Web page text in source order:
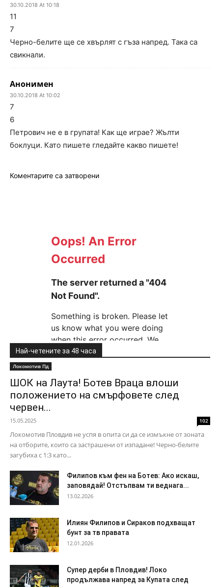
30.10.2018 At 10:18
11
7
Черно-белите ще се хвърлят с гъза напред. Така са
свикнали.
Анонимен
30.10.2018 At 10:02
7
6
Петрович не е в групата! Как ще играе? Жълти
боклуци. Като пишете гледайте какво пишете!
Коментарите са затворени
Най-четените за 48 часа
Локомотив Пд
ШОК на Лаута! Ботев Враца влоши
положението на смърфовете след
червен...
15.05.2025 102
Локомотив Пловдив не успя в опита си да се измъкне от зоната
на отборите, които са застрашени от изпадане! Черно-белите
загубиха с 1:3 като...
Филипов към фен на Ботев: Ако искаш,
заповядай! Отстъпвам ти веднага...
13.02.2026
Илиян Филипов и Сираков подхващат
бунт за тв правата
12.01.2026
Супер дерби в Пловдив! Локо
продължава напред за Купата след